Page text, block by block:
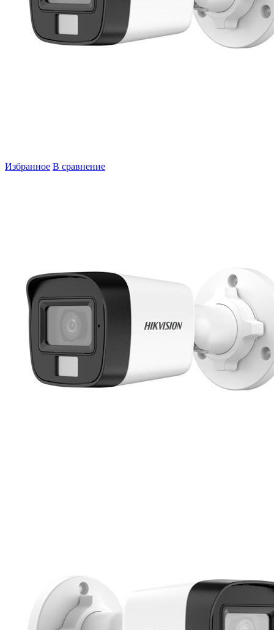
Избранное В сравнение